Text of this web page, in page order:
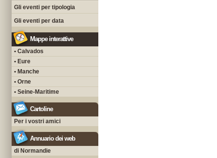
Gli eventi per tipologia
Gli eventi per data
Mappe interattive
• Calvados
• Eure
• Manche
• Orne
• Seine-Maritime
Cartoline
Per i vostri amici
Annuario dei web
di Normandie